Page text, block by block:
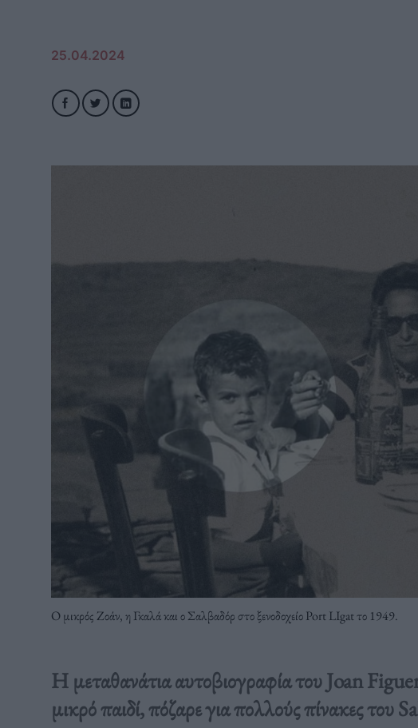
25.04.2024
O μικρός Ζοάν, η Γκαλά και ο Σαλβαδόρ στο ξενοδοχείο Port LIgat το 1949.
Η μεταθανάτια αυτοβιογραφία του Joan
μικρό παιδί, πόζαρε για πολλούς πίνακες του